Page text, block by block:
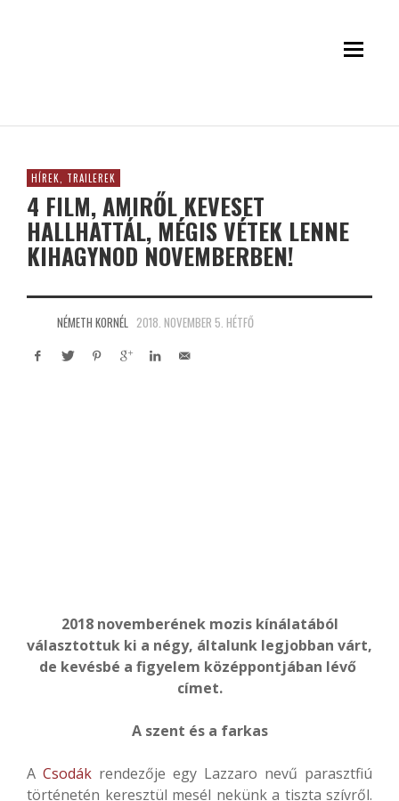
HÍREK, TRAILEREK
4 FILM, AMIRŐL KEVESET
HALLHATTÁL, MÉGIS VÉTEK LENNE
KIHAGYNOD NOVEMBERBEN!
NÉMETH KORNÉL 2018. NOVEMBER 5. HÉTFŐ
2018 novemberének mozis kínálatából
választottuk ki a négy, általunk legjobban várt,
de kevésbé a figyelem középpontjában lévő
címet.
A szent és a farkas
A Csodák rendezője egy Lazzaro nevű parasztfiú
történetén keresztül mesél nekünk a tiszta szívről.